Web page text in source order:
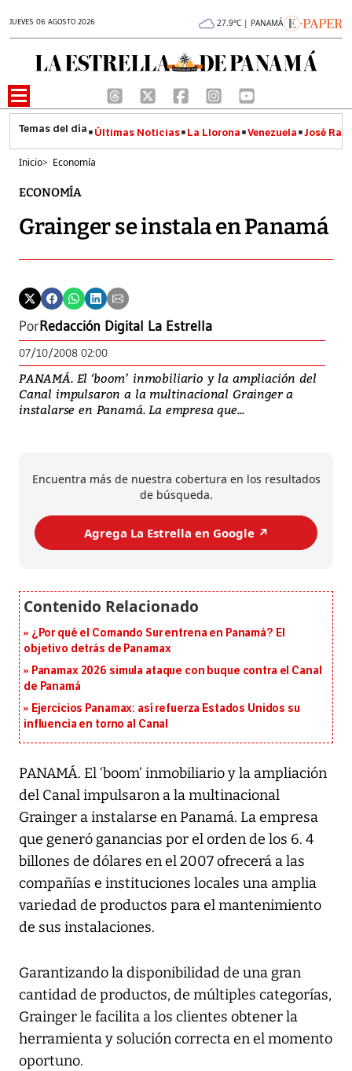
JUEVES 06 AGOSTO 2026 27.9°C | PANAMÁ
Últimas Noticias La Llorona Venezuela José
Inicio> Economía
ECONOMÍA
Grainger se instala en Panamá
PorRedacción Digital La Estrella
07/10/2008 02:00
PANAMÁ. El ‘boom’ inmobiliario y la ampliación del
Canal impulsaron a la multinacional Grainger a
instalarse en Panamá. La empresa que...
Encuentra más de nuestra cobertura en los resultados
de búsqueda.
Agrega La Estrella en Google ↗️
¿Por qué el Comando Sur entrena en Panamá? El
objetivo detrás de Panamax
Panamax 2026 simula ataque con buque contra el Canal
de Panamá
Ejercicios Panamax: así refuerza Estados Unidos su
influencia en torno al Canal
PANAMÁ. El ‘boom’ inmobiliario y la ampliación
del Canal impulsaron a la multinacional
Grainger a instalarse en Panamá. La empresa
que generó ganancias por el orden de los 6. 4
billones de dólares en el 2007 ofrecerá a las
compañías e instituciones locales una amplia
variedad de productos para el mantenimiento
de sus instalaciones.
Garantizando la disponibilidad de una gran
cantidad de productos, de múltiples categorías,
Grainger le facilita a los clientes obtener la
herramienta y solución correcta en el momento
oportuno.